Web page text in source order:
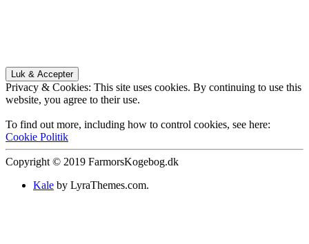
Privacy & Cookies: This site uses cookies. By continuing to use this
website, you agree to their use.
To find out more, including how to control cookies, see here:
Cookie Politik
Copyright © 2019 FarmorsKogebog.dk
Kale by LyraThemes.com.